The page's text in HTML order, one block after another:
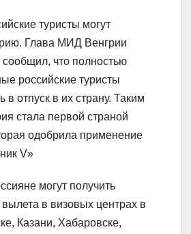
туристы могут
Глава МИД Венгрии
что полностью
российские туристы
в отпуск в их страну. Таким
стала первой страной
одобрила применение
V»
могут получить
в визовых центрах в
Казани, Хабаровске,